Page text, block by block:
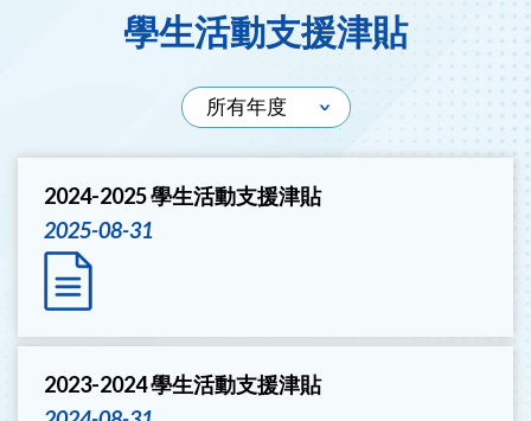
學生活動支援津貼
2024-2025 學生活動支援津貼
2025-08-31
2023-2024 學生活動支援津貼